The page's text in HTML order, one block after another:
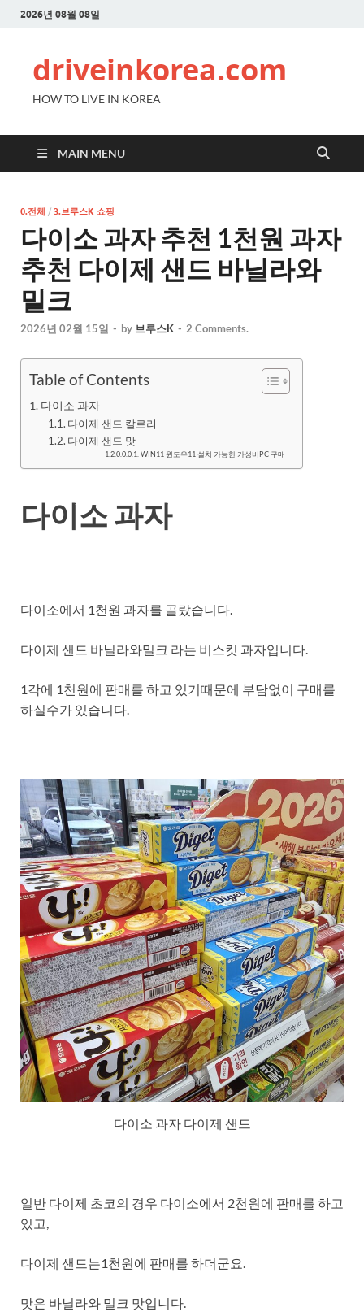
2026년 08월 08일
driveinkorea.com
HOW TO LIVE IN KOREA
MAIN MENU
0.전체 / 3.브루스K 쇼핑
다이소 과자 추천 1천원 과자
추천 다이제 샌드 바닐라와
밀크
2026년 02월 15일 - by 브루스K - 2 Comments.
Table of Contents
다이소 과자
다이제 샌드 칼로리
다이제 샌드 맛
WIN11 윈도우11 설치 가능한 가성비PC 구매
다이소 과자
다이소에서 1천원 과자를 골랐습니다.
다이제 샌드 바닐라와밀크 라는 비스킷 과자입니다.
1각에 1천원에 판매를 하고 있기때문에 부담없이 구매를
하실수가 있습니다.
다이소 과자 다이제 샌드
일반 다이제 초코의 경우 다이소에서 2천원에 판매를 하고
있고,
다이제 샌드는1천원에 판매를 하더군요.
맛은 바닐라와 밀크 맛입니다.